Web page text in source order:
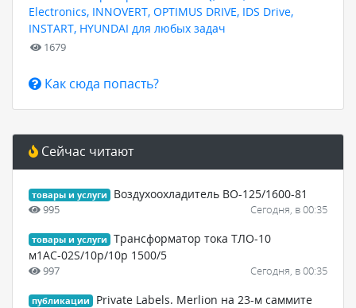
Electronics, INNOVERT, OPTIMUS DRIVE, IDS Drive,
INSTART, HYUNDAI для любых задач
1679
Как сюда попасть?
Сейчас читают
товары и услуги Воздухоохладитель ВО-125/1600-81
995 Сегодня, в 00:35
товары и услуги
Трансформатор тока ТЛО-10
м1АС-02S/10р/10р 1500/5
997 Сегодня, в 00:35
публикации
Private Labels. Merlion на 23-м саммите